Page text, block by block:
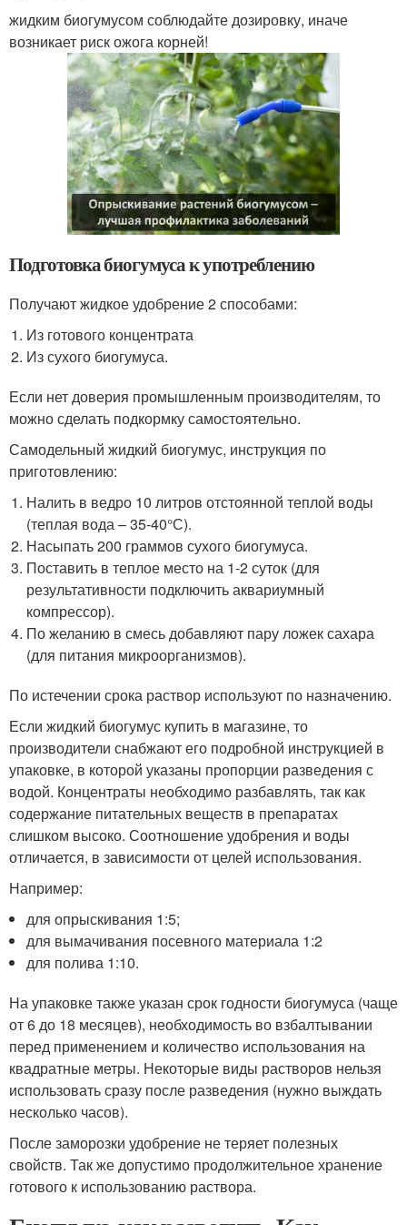
жидким биогумусом соблюдайте дозировку, иначе
возникает риск ожога корней!
Подготовка биогумуса к употреблению
Получают жидкое удобрение 2 способами:
Из готового концентрата
Из сухого биогумуса.
Если нет доверия промышленным производителям, то
можно сделать подкормку самостоятельно.
Самодельный жидкий биогумус, инструкция по
приготовлению:
Налить в ведро 10 литров отстоянной теплой воды
(теплая вода – 35-40°С).
Насыпать 200 граммов сухого биогумуса.
Поставить в теплое место на 1-2 суток (для
результативности подключить аквариумный
компрессор).
По желанию в смесь добавляют пару ложек сахара
(для питания микроорганизмов).
По истечении срока раствор используют по назначению.
Если жидкий биогумус купить в магазине, то
производители снабжают его подробной инструкцией в
упаковке, в которой указаны пропорции разведения с
водой. Концентраты необходимо разбавлять, так как
содержание питательных веществ в препаратах
слишком высоко. Соотношение удобрения и воды
отличается, в зависимости от целей использования.
Например:
для опрыскивания 1:5;
для вымачивания посевного материала 1:2
для полива 1:10.
На упаковке также указан срок годности биогумуса (чаще
от 6 до 18 месяцев), необходимость во взбалтывании
перед применением и количество использования на
квадратные метры. Некоторые виды растворов нельзя
использовать сразу после разведения (нужно выждать
несколько часов).
После заморозки удобрение не теряет полезных
свойств. Так же допустимо продолжительное хранение
готового к использованию раствора.